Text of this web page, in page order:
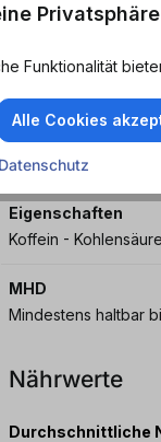
Ingwer
Merkmale
Aromatisch -
süß - Vollmundig
Eigenschaften
Koffein - Kohlensäure
MHD
Nährwerte
Durchschnittliche
Privatsphäre
Funktionalität
Alle Cookies